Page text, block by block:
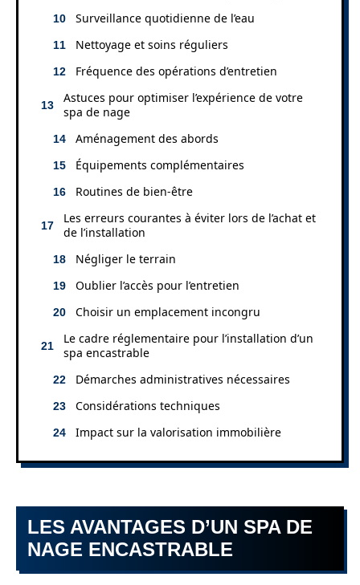
Surveillance quotidienne de l’eau
Nettoyage et soins réguliers
Fréquence des opérations d’entretien
Astuces pour optimiser l’expérience de votre
spa de nage
Aménagement des abords
Équipements complémentaires
Routines de bien-être
Les erreurs courantes à éviter lors de l’achat et
de l’installation
Négliger le terrain
Oublier l’accès pour l’entretien
Choisir un emplacement incongru
Le cadre réglementaire pour l’installation d’un
spa encastrable
Démarches administratives nécessaires
Considérations techniques
Impact sur la valorisation immobilière
LES AVANTAGES D’UN SPA DE
NAGE ENCASTRABLE